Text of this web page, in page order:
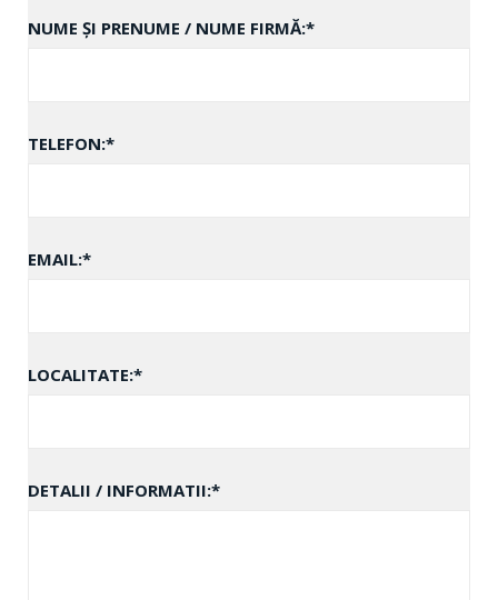
NUME ȘI PRENUME / NUME FIRMĂ:*
TELEFON:*
EMAIL:*
LOCALITATE:*
DETALII / INFORMATII:*